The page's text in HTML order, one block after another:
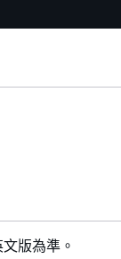
版為準。